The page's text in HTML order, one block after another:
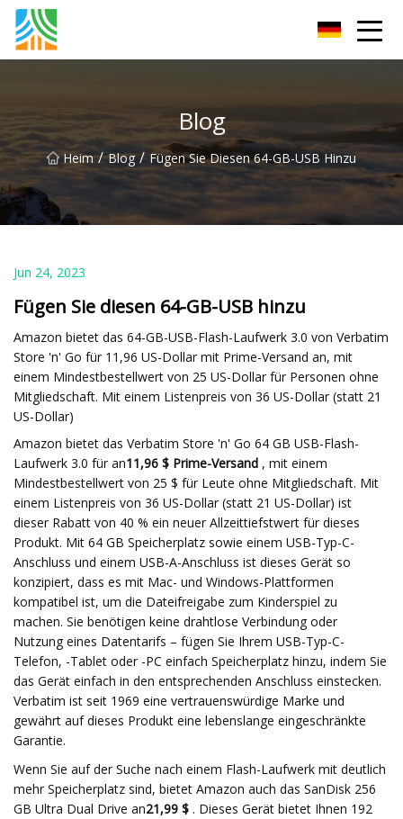
Blog
Heim / Blog / Fügen Sie Diesen 64-GB-USB Hinzu
Jun 24, 2023
Fügen Sie diesen 64-GB-USB hinzu
Amazon bietet das 64-GB-USB-Flash-Laufwerk 3.0 von Verbatim
Store 'n' Go für 11,96 US-Dollar mit Prime-Versand an, mit
einem Mindestbestellwert von 25 US-Dollar für Personen ohne
Mitgliedschaft. Mit einem Listenpreis von 36 US-Dollar (statt 21
US-Dollar)
Amazon bietet das Verbatim Store 'n' Go 64 GB USB-Flash-
Laufwerk 3.0 für an11,96 $ Prime-Versand , mit einem
Mindestbestellwert von 25 $ für Leute ohne Mitgliedschaft. Mit
einem Listenpreis von 36 US-Dollar (statt 21 US-Dollar) ist
dieser Rabatt von 40 % ein neuer Allzeittiefstwert für dieses
Produkt. Mit 64 GB Speicherplatz sowie einem USB-Typ-C-
Anschluss und einem USB-A-Anschluss ist dieses Gerät so
konzipiert, dass es mit Mac- und Windows-Plattformen
kompatibel ist, um die Dateifreigabe zum Kinderspiel zu
machen. Sie benötigen keine drahtlose Verbindung oder
Nutzung eines Datentarifs – fügen Sie Ihrem USB-Typ-C-
Telefon, -Tablet oder -PC einfach Speicherplatz hinzu, indem Sie
das Gerät einfach in den entsprechenden Anschluss einstecken.
Verbatim ist seit 1969 eine vertrauenswürdige Marke und
gewährt auf dieses Produkt eine lebenslange eingeschränkte
Garantie.
Wenn Sie auf der Suche nach einem Flash-Laufwerk mit deutlich
mehr Speicherplatz sind, bietet Amazon auch das SanDisk 256
GB Ultra Dual Drive an21,99 $ . Dieses Gerät bietet Ihnen 192